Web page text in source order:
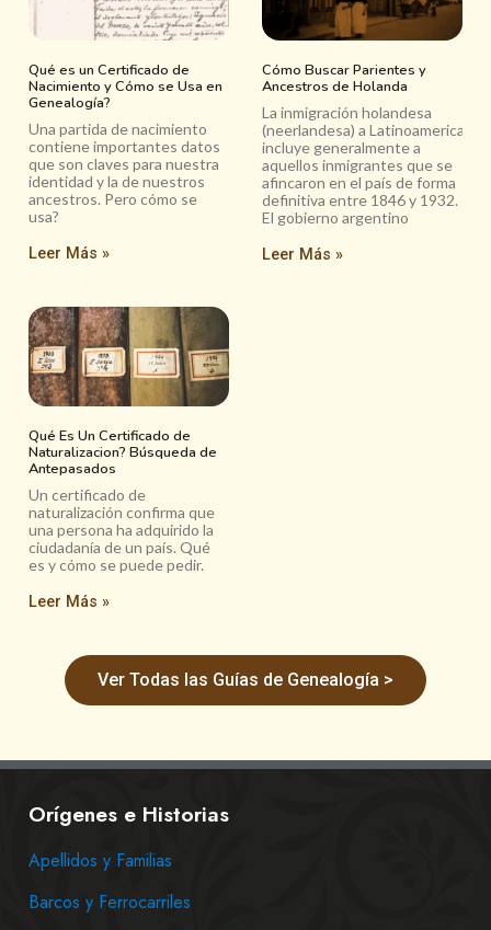
Qué es un Certificado de
Nacimiento y Cómo se Usa en
Genealogía?
Una partida de nacimiento
contiene importantes datos
que son claves para nuestra
identidad y la de nuestros
ancestros. Pero cómo se
usa?
Leer Más »
Cómo Buscar Parientes y
Ancestros de Holanda
La inmigración holandesa
(neerlandesa) a Latinoamerica
incluye generalmente a
aquellos inmigrantes que se
afincaron en el país de forma
definitiva entre 1846 y 1932.
El gobierno argentino
Leer Más »
Qué Es Un Certificado de
Naturalizacion? Búsqueda de
Antepasados
Un certificado de
naturalización confirma que
una persona ha adquirido la
ciudadanía de un país. Qué
es y cómo se puede pedir.
Leer Más »
Ver Todas las Guías de Genealogía >
Orígenes e Historias
Apellidos y Familias
Barcos y Ferrocarriles